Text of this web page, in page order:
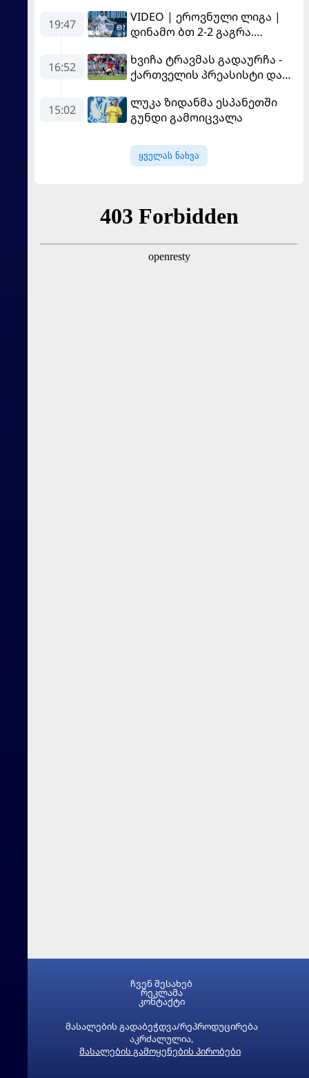
19:47
VIDEO | ეროვნული ლიგა |
დინამო ბთ 2-2 გაგრა.
16:52
ხვიჩა ტრავმას გადაურჩა -
ქართველის პრეასისტი და
იუნაიტედთან"
15:02
ლუკა ზიდანმა ესპანეთში
გუნდი გამოიცვალა
ყველას ნახვა
მასალების გადაბეჭდვა/რეპროდუცირება
აკრძალულია,
მასალების გამოყენების პირობები
ჩვენ შესახებ
რეკლამა
კონტაქტი